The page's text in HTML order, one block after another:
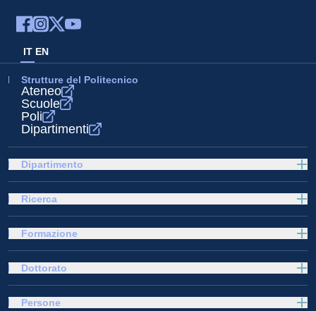
IT EN
Strutture del Politecnico
Ateneo
Scuole
Poli
Dipartimenti
Dipartimento
Ricerca
Formazione
Dottorato
Persone